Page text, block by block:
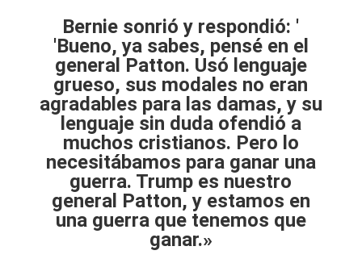
Bernie sonrió y respondió: ′
′Bueno, ya sabes, pensé en el
general Patton. Usó lenguaje
grueso, sus modales no eran
agradables para las damas, y su
lenguaje sin duda ofendió a
muchos cristianos. Pero lo
necesitábamos para ganar una
guerra. Trump es nuestro
general Patton, y estamos en
una guerra que tenemos que
ganar.»